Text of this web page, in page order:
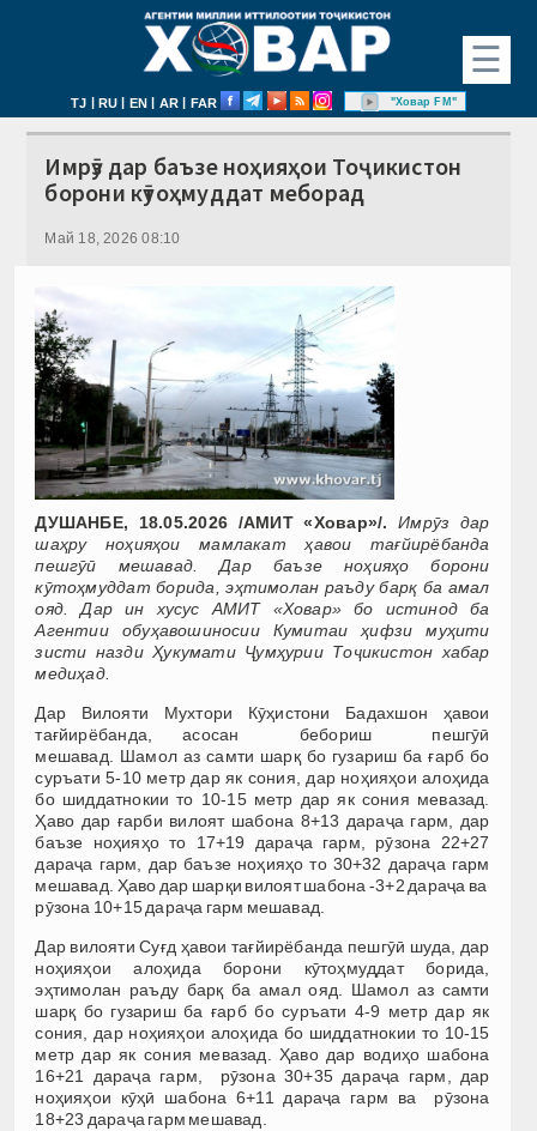
☰
TJ | RU | EN | AR | FAR "Ховар FM"
Имрӯз дар баъзе ноҳияҳои Тоҷикистон
борони кӯтоҳмуддат меборад
Май 18, 2026 08:10
ДУШАНБЕ, 18.05.2026 /АМИТ «Ховар»/.
Имрӯз дар
шаҳру ноҳияҳои мамлакат ҳавои тағйирёбанда
пешгӯӣ мешавад. Дар баъзе ноҳияҳо борони
кӯтоҳмуддат борида, эҳтимолан раъду барқ ба амал
ояд. Дар ин хусус АМИТ «Ховар» бо истинод ба
Агентии обуҳавошиносии Кумитаи ҳифзи муҳити
зисти назди Ҳукумати Ҷумҳурии Тоҷикистон хабар
медиҳад.
Дар Вилояти Мухтори Кӯҳистони Бадахшон ҳавои
тағйирёбанда, асосан бебориш пешгӯӣ
мешавад. Шамол аз самти шарқ бо гузариш ба ғарб бо
суръати 5-10 метр дар як сония, дар ноҳияҳои алоҳида
бо шиддатнокии то 10-15 метр дар як сония мевазад.
Ҳаво дар ғарби вилоят шабона 8+13 дараҷа гарм, дар
баъзе ноҳияҳо то 17+19 дараҷа гарм, рӯзона 22+27
дараҷа гарм, дар баъзе ноҳияҳо то 30+32 дараҷа гарм
мешавад. Ҳаво дар шарқи вилоят шабона -3+2 дараҷа ва
рӯзона 10+15 дараҷа гарм мешавад.
Дар вилояти Суғд ҳавои тағйирёбанда пешгӯӣ шуда, дар
ноҳияҳои алоҳида борони кӯтоҳмуддат борида,
эҳтимолан раъду барқ ба амал ояд. Шамол аз самти
шарқ бо гузариш ба ғарб бо суръати 4-9 метр дар як
сония, дар ноҳияҳои алоҳида бо шиддатнокии то 10-15
метр дар як сония мевазад. Ҳаво дар водиҳо шабона
16+21 дараҷа гарм, рӯзона 30+35 дараҷа гарм, дар
ноҳияҳои кӯҳӣ шабона 6+11 дараҷа гарм ва рӯзона
18+23 дараҷа гарм мешавад.